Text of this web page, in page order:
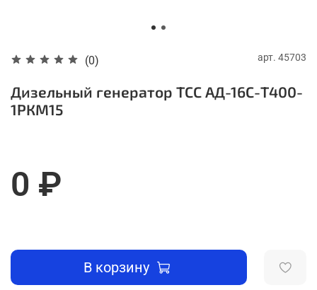
(0) арт. 45703
Дизельный генератор ТСС АД-16С-Т400-
1РКМ15
0 ₽
В корзину